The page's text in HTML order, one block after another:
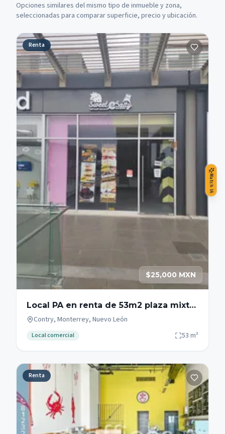
Match IA
Opciones similares del mismo tipo de inmueble y zona,
seleccionadas para comparar superficie, precio y ubicación.
Renta
$25,000 MXN
Local PA en renta de 53m2 plaza mixta
zona Garza Sada - Contry - Tec
Contry, Monterrey, Nuevo León
Local comercial 53 m²
Renta